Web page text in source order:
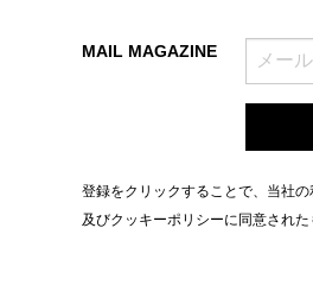
MAIL MAGAZINE
登録をクリックすることで、当社の
及びクッキーポリシーに同意された